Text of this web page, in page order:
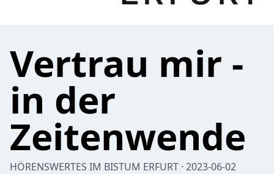
Vertrau mir -
in der
Zeitenwende
HÖRENSWERTES IM BISTUM ERFURT · 2023-06-02